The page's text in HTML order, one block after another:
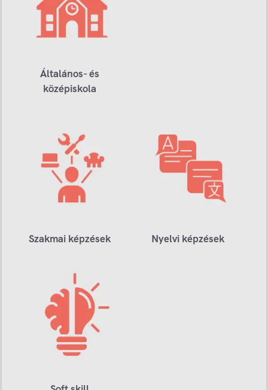
Általános- és
középiskola
Szakmai képzések Nyelvi képzések